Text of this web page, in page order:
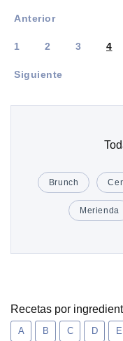
Anterior
1 2 3 4
Siguiente
Brunch
Merienda
Recetas por
A B C D E